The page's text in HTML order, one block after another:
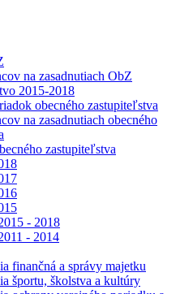
na zasadnutiach ObZ
2015-2018
obecného zastupiteľstva
na zasadnutiach obecného
zastupiteľstva
- 2018
- 2014
finančná a správy majetku
športu, školstva a kultúry